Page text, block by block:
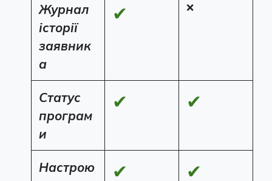
Журнал
історії
заявник
а
✔ ❌
Статус
програм
и
✔ ✔
Настрою
✔ ✔